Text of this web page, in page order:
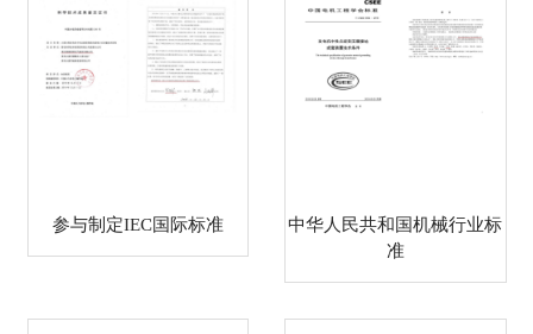
参与制定IEC国际标准
中华人民共和国机械行业标
准